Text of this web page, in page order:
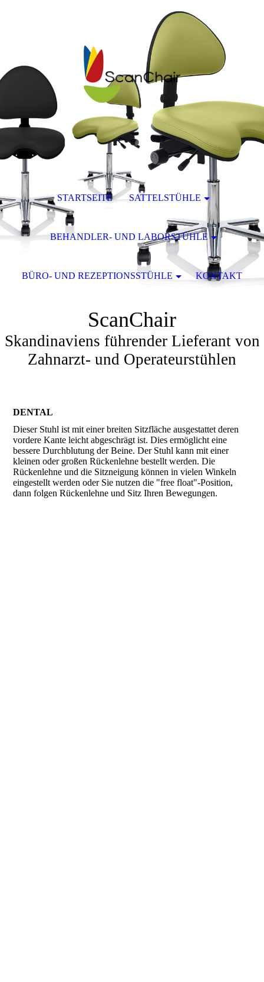
ScanChair
Skandinaviens führender Lieferant von
Zahnarzt- und Operateurstühlen
DENTAL
Dieser Stuhl ist mit einer breiten Sitzfläche ausgestattet deren
vordere Kante leicht abgeschrägt ist. Dies ermöglicht eine
bessere Durchblutung der Beine. Der Stuhl kann mit einer
kleinen oder großen Rückenlehne bestellt werden. Die
Rückenlehne und die Sitzneigung können in vielen Winkeln
eingestellt werden oder Sie nutzen die "free float"-Position,
dann folgen Rückenlehne und Sitz Ihren Bewegungen.
STARTSEITE SATTELSTÜHLE
BEHANDLER- UND LABORSTÜHLE
BÜRO- UND REZEPTIONSSTÜHLE KONTAKT